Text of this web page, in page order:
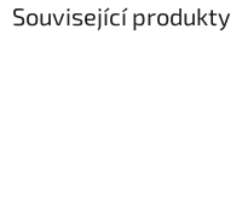
Související produkty